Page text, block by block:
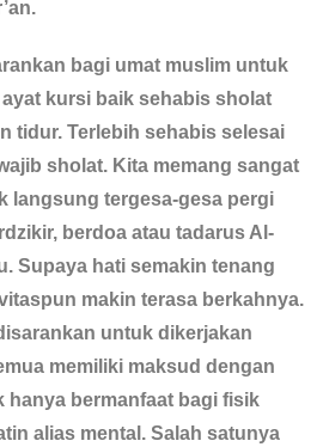
bagi umat muslim untuk
kursi baik sehabis sholat
tidur. Terlebih sehabis selesai
sholat. Kita memang sangat
langsung tergesa-gesa pergi
berdoa atau tadarus Al-
Supaya hati semakin tenang
makin terasa berkahnya.
untuk dikerjakan
memiliki maksud dengan
hanya bermanfaat bagi fisik
alias mental. Salah satunya